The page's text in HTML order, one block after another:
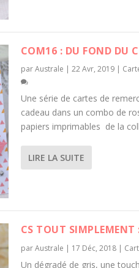
COM16 : DU FOND DU
parAustrale | 22 Avr, 2019|
Une série de cartes de
cadeau dans un combo de
papiers imprimables de la
LIRE LA SUITE
CS TOUT SIMPLEMENT
parAustrale | 17 Déc, 2018|
Un dégradé de gris, une